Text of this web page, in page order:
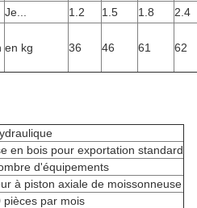
Je... 1.2 1.5 1.8 2.4
en kg 36 46 61 62
en bois pour exportation standard
d'équipements
à piston axiale de moissonneuse
pièces par mois